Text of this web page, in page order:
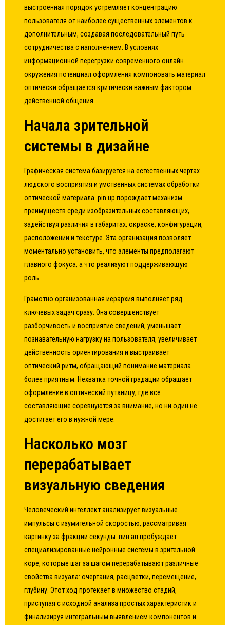
выстроенная порядок устремляет концентрацию
пользователя от наиболее существенных элементов к
дополнительным, создавая последовательный путь
сотрудничества с наполнением. В условиях
информационной перегрузки современного онлайн
окружения потенциал оформления компоновать материал
оптически обращается критически важным фактором
действенной общения.
Начала зрительной
системы в дизайне
Графическая система базируется на естественных чертах
людского восприятия и умственных системах обработки
оптической материала. pin up порождает механизм
преимуществ среди изобразительных составляющих,
задействуя различия в габаритах, окраске, конфигурации,
расположении и текстуре. Эта организация позволяет
моментально установить, что элементы предполагают
главного фокуса, а что реализуют поддерживающую
роль.
Грамотно организованная иерархия выполняет ряд
ключевых задач сразу. Она совершенствует
разборчивость и восприятие сведений, уменьшает
познавательную нагрузку на пользователя, увеличивает
действенность ориентирования и выстраивает
оптический ритм, обращающий понимание материала
более приятным. Нехватка точной градации обращает
оформление в оптический путаницу, где все
составляющие соревнуются за внимание, но ни один не
достигает его в нужной мере.
Насколько мозг
перерабатывает
визуальную сведения
Человеческий интеллект анализирует визуальные
импульсы с изумительной скоростью, рассматривая
картинку за фракции секунды. пин ап пробуждает
специализированные нейронные системы в зрительной
коре, которые шаг за шагом перерабатывают различные
свойства визуала: очертания, расцветки, перемещение,
глубину. Этот ход протекает в множество стадий,
приступая с исходной анализа простых характеристик и
финализируя интегральным выявлением компонентов и